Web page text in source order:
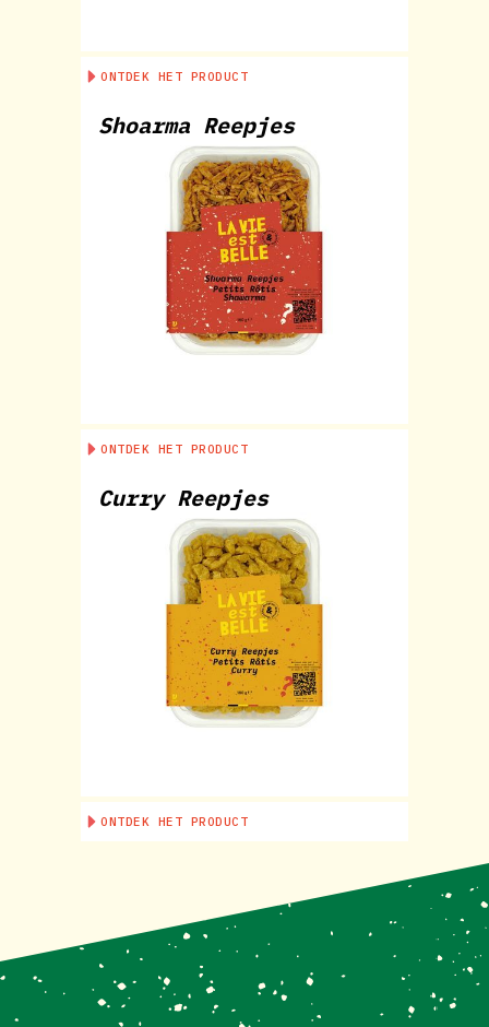
ONTDEK HET PRODUCT
Shoarma Reepjes
ONTDEK HET PRODUCT
Curry Reepjes
ONTDEK HET PRODUCT